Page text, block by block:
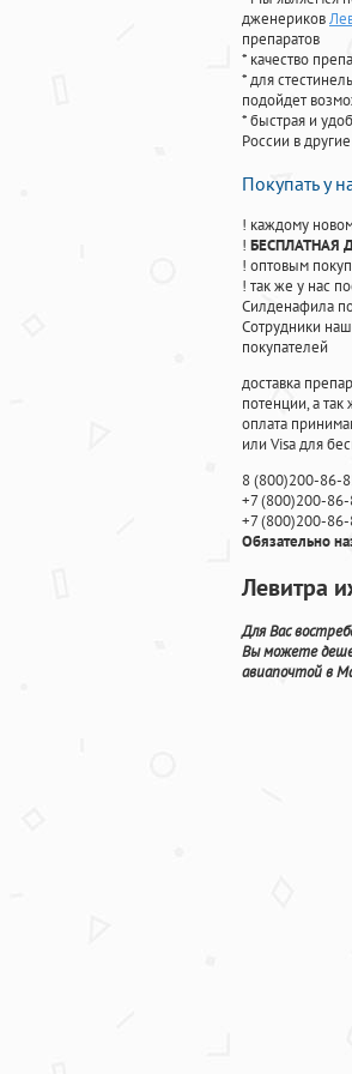
дженериков
препаратов
* качество
* для
подойдет
* быстрая и
России в
Покупать у
! каждому
! БЕСПЛАТНАЯ
! оптовым
! так же у нас
Силденафила
Cотрудники
покупателей
доставка
потенции, а так
оплата
или Visa для
8(800)200-86-
+7(800)200-86-
+7(800)200-86-
Обязательно
Левитра
Для Вас
Вы можете
авиапочтой в